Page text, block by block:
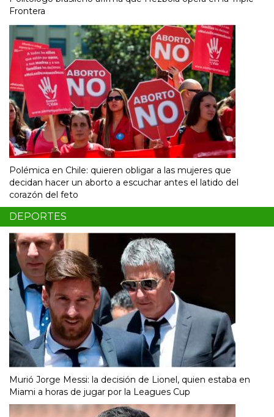
Frontera
Polémica en Chile: quieren obligar a las mujeres que
decidan hacer un aborto a escuchar antes el latido del
corazón del feto
DEPORTES
Murió Jorge Messi: la decisión de Lionel, quien estaba en
Miami a horas de jugar por la Leagues Cup